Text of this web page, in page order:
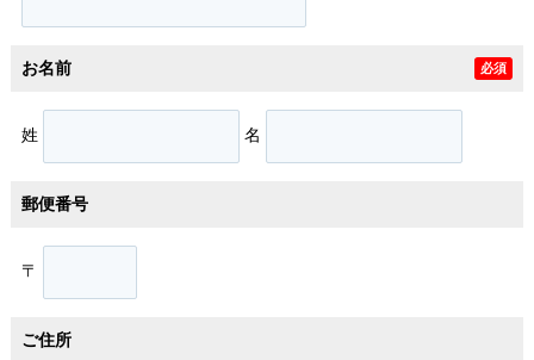
お名前 必須
姓 名
郵便番号
〒
ご住所